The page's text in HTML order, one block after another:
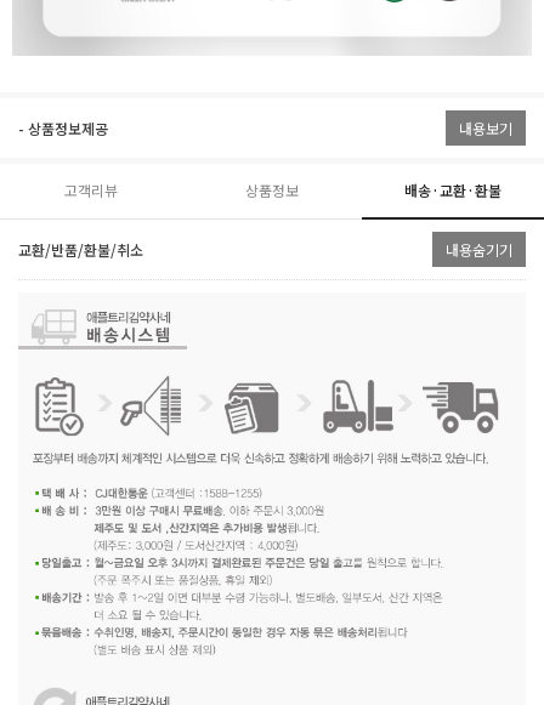
- 상품정보제공 내용보기
고객리뷰 상품정보 배송·교환·환불
교환/반품/환불/취소 내용숨기기